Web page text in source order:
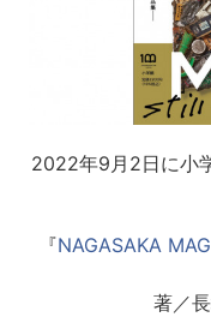
2022年9月2日に小
『NAGASAKA
著／